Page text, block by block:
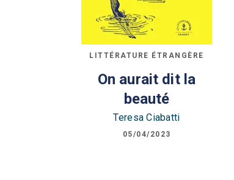
LITTÉRATURE ÉTRANGÈRE
On aurait dit la
beauté
Teresa Ciabatti
05/04/2023